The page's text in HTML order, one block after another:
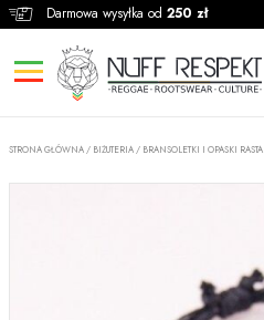
Darmowa wysyłka od 250 zł
STRONA GŁÓWNA / BIŻUTERIA / BRANSOLETKI I OPASKI RASTA